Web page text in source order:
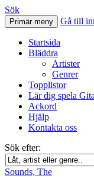
Sök
Primär meny Gå till
Startsida
Bläddra
Artister
Genrer
Topplistor
Lär dig spela
Ackord
Hjälp
Kontakta oss
Sök efter:
Sounds, The